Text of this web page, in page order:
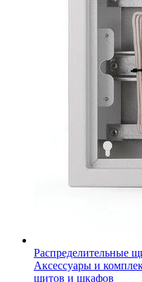
Распределительные
Аксессуары и
щитов и шкафов